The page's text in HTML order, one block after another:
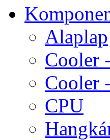
Alaplap
Cooler
Cooler
CPU